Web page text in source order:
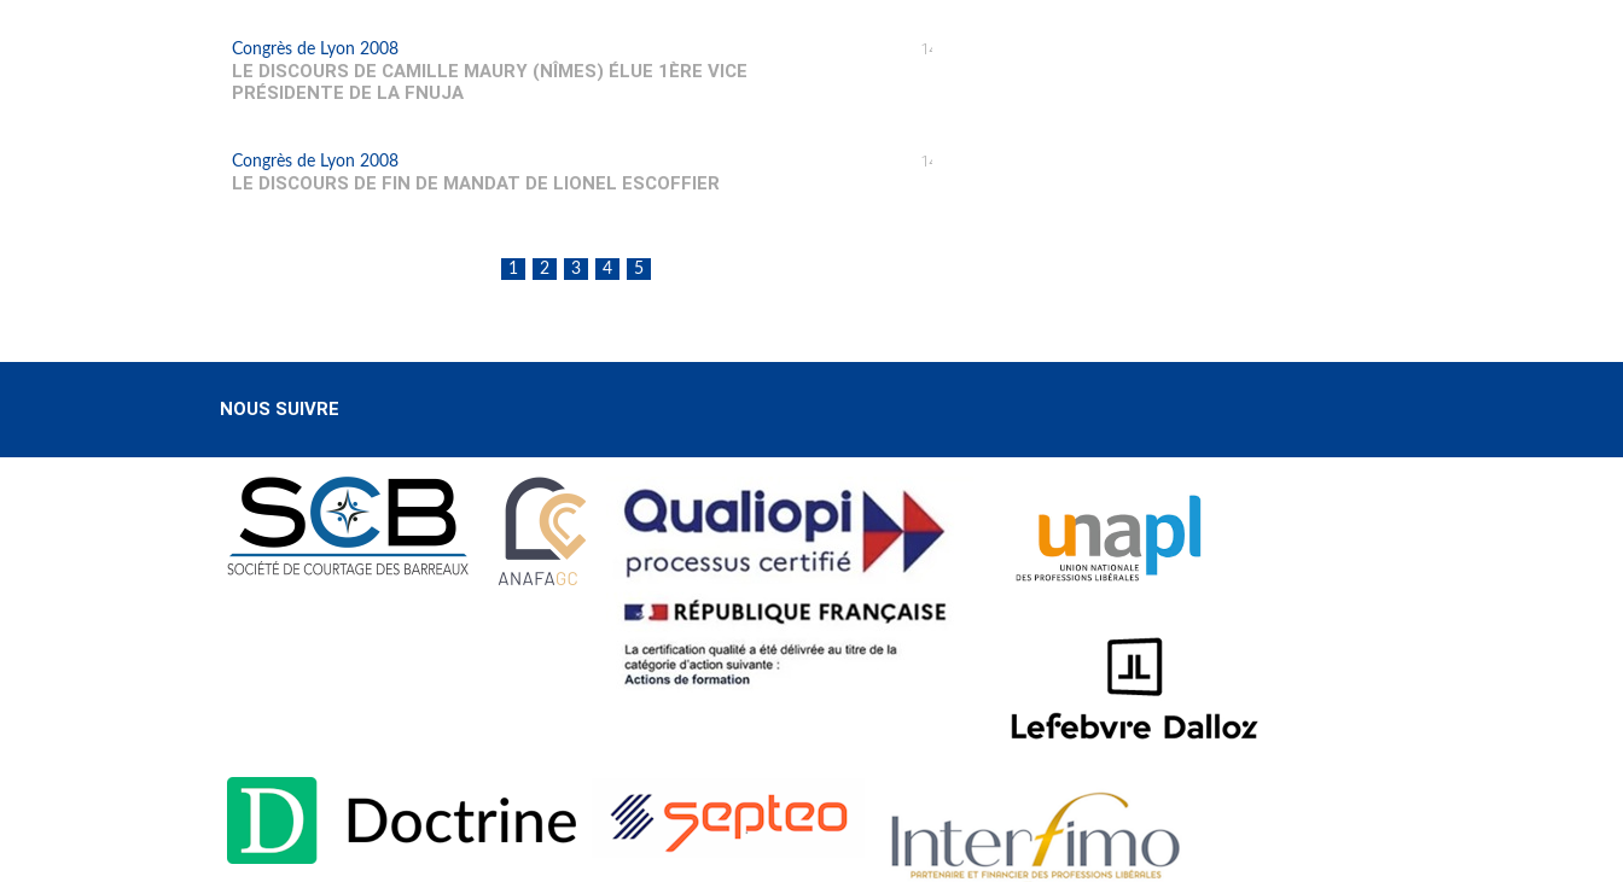
Congrès de Lyon 2008 14/05/2008
LE DISCOURS DE CAMILLE MAURY (NÎMES) ÉLUE 1ÈRE VICE
PRÉSIDENTE DE LA FNUJA
Congrès de Lyon 2008 14/05/2008
LE DISCOURS DE FIN DE MANDAT DE LIONEL ESCOFFIER
1 2 3 4 5
NOUS SUIVRE